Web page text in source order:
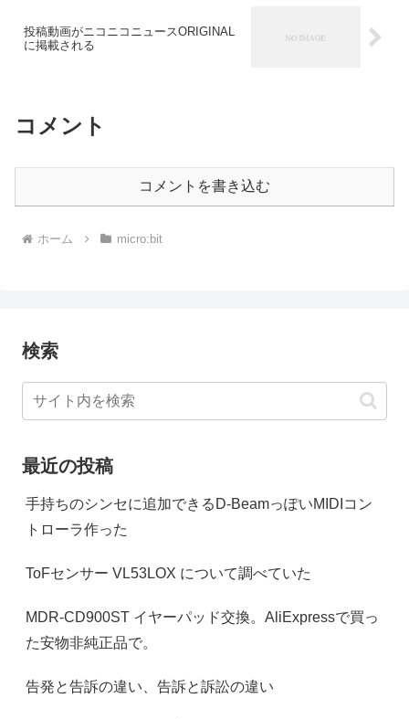
投稿動画がニコニコニュースORIGINAL
に掲載される
コメント
コメントを書き込む
ホーム micro:bit
検索
最近の投稿
手持ちのシンセに追加できるD-BeamっぽいMIDIコン
トローラ作った
ToFセンサー VL53LOX について調べていた
MDR-CD900ST イヤーパッド交換。AliExpressで買っ
た安物非純正品で。
告発と告訴の違い、告訴と訴訟の違い